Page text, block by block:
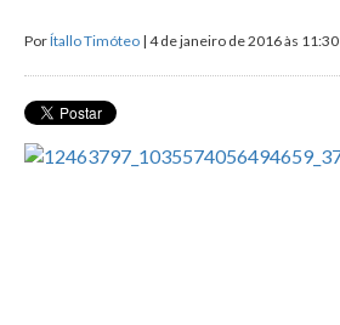
PorÍtallo Timóteo | 4 de janeiro de 2016 às 11:30